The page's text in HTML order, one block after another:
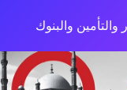
والتأمين والبنوك